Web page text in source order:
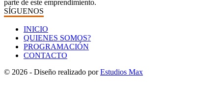
parte de este emprendimiento.
SÍGUENOS
INICIO
QUIENES SOMOS?
PROGRAMACIÓN
CONTACTO
© 2026 - Diseño realizado porEstudios Max